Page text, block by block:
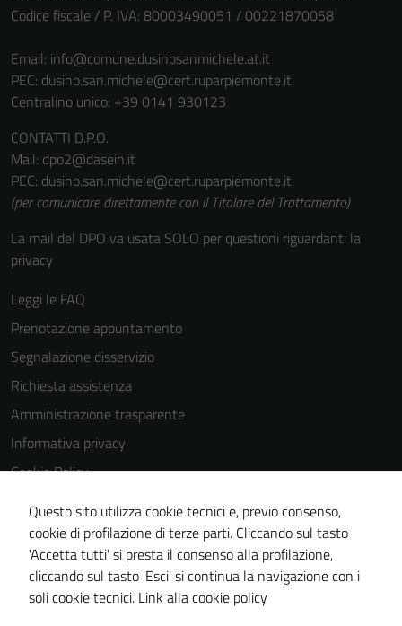
Codice fiscale / P. IVA: 80003490051 / 00221870058
Email: info@comune.dusinosanmichele.at.it
PEC: dusino.san.michele@cert.ruparpiemonte.it
Centralino unico: +39 0141 930123
CONTATTI D.P.O.
Mail: dpo2@dasein.it
PEC: dusino.san.michele@cert.ruparpiemonte.it
(per comunicare direttamente con il Titolare del Trattamento)
La mail del DPO va usata SOLO per questioni riguardanti la
privacy
Leggi le FAQ
Prenotazione appuntamento
Segnalazione disservizio
Richiesta assistenza
Amministrazione trasparente
Informativa privacy
Cookie Policy
Note legali
Dichiarazione di accessibilità
Obiettivi di accessibilità
Piano di miglioramento del sito
Questo sito utilizza cookie tecnici e, previo consenso,
cookie di profilazione di terze parti. Cliccando sul tasto
'Accetta tutti' si presta il consenso alla profilazione,
cliccando sul tasto 'Esci' si continua la navigazione con i
soli cookie tecnici. Link alla cookie policy